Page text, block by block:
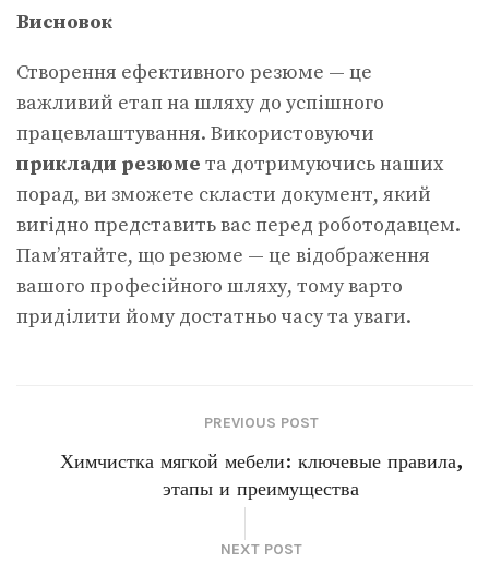
Висновок
Створення ефективного резюме — це
важливий етап на шляху до успішного
працевлаштування. Використовуючи
приклади резюме та дотримуючись наших
порад, ви зможете скласти документ, який
вигідно представить вас перед роботодавцем.
Пам’ятайте, що резюме — це відображення
вашого професійного шляху, тому варто
приділити йому достатньо часу та уваги.
PREVIOUS POST
Химчистка мягкой мебели: ключевые правила,
этапы и преимущества
NEXT POST